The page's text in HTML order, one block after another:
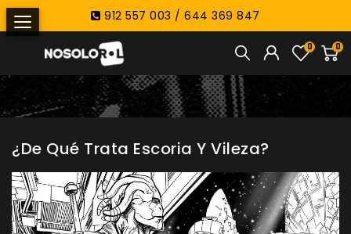
912 557 003 / 644 369 847
0
0
¿De Qué Trata Escoria Y Vileza?